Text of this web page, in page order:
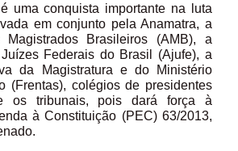
uma conquista importante na luta
em conjunto pela Anamatra, a
Magistrados Brasileiros (AMB), a
Federais do Brasil (Ajufe), a
da Magistratura e do Ministério
(Frentas), colégios de presidentes
os tribunais, pois dará força à
à Constituição (PEC) 63/2013,